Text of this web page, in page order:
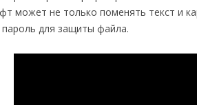
может не только поменять текст и
для защиты файла.